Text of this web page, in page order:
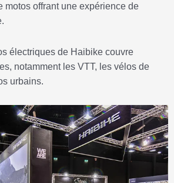
motos offrant une expérience de
électriques de Haibike couvre
notamment les VTT, les vélos de
urbains.